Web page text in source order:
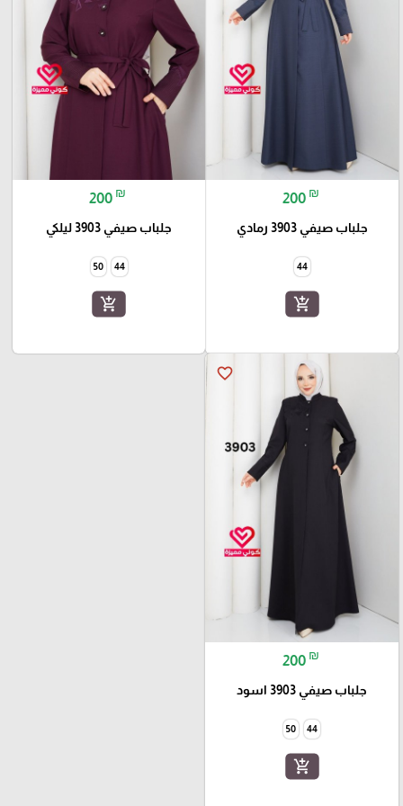
200 ₪
جلباب صيفي 3903 رمادي
44
add_shopping_cart
200 ₪
جلباب صيفي 3903 ليلكي
44
50
add_shopping_cart
favorite_border
200 ₪
جلباب صيفي 3903 اسود
44
50
add_shopping_cart